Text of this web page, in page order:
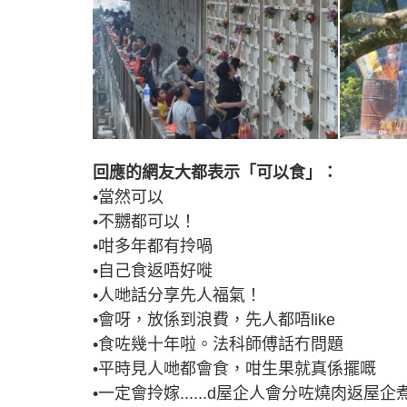
回應的網友大都表示「可以食」：
•當然可以
•不嬲都可以！
•咁多年都有拎喎
•自己食返唔好嘥
•人哋話分享先人福氣！
•會呀，放係到浪費，先人都唔like
•食咗幾十年啦。法科師傅話冇問題
•平時見人哋都會食，咁生果就真係擺嘅
•一定會拎嫁......d屋企人會分咗燒肉返屋企